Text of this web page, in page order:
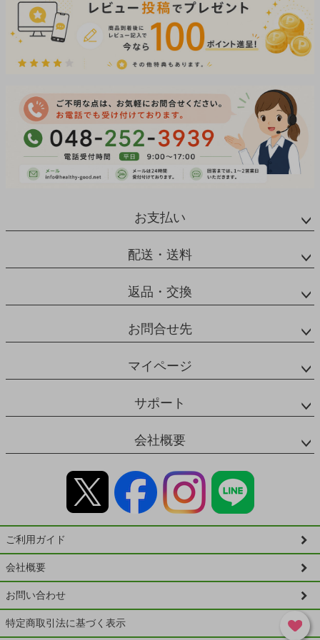
お支払い
配送・送料
返品・交換
お問合せ先
マイページ
サポート
会社概要
ご利用ガイド
会社概要
お問い合わせ
特定商取引法に基づく表示